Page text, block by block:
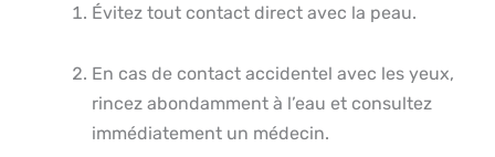
Évitez tout contact direct avec la peau.
En cas de contact accidentel avec les yeux,
rincez abondamment à l’eau et consultez
immédiatement un médecin.